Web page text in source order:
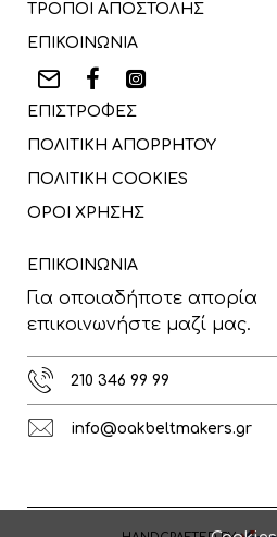
ΤΡΟΠΟΙ ΑΠΟΣΤΟΛΗΣ
ΕΠΙΚΟΙΝΩΝΙΑ
ΕΠΙΣΤΡΟΦΕΣ
ΠΟΛΙΤΙΚΗ ΑΠΟΡΡΗΤΟΥ
ΠΟΛΙΤΙΚΗ COOKIES
ΟΡΟΙ ΧΡΗΣΗΣ
ΕΠΙΚΟΙΝΩΝΙΑ
Για οποιαδήποτε απορία
επικοινωνήστε μαζί μας.
210 346 99 99
info@oakbeltmakers.gr